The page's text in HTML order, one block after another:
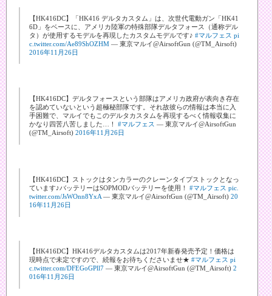
【HK416DC】「HK416 デルタカスタム」は、次世代電動ガン「HK41
6D」をベースに、アメリカ陸軍の特殊部隊デルタフォース（通称デル
タ）が使用するモデルを再現したカスタムモデルです♪ #マルフェス pi
c.twitter.com/Ae89ShOZHM — 東京マルイ@AirsoftGun (@TM_Airsoft)
2016年11月26日
【HK416DC】デルタフォースという部隊はアメリカ政府が表向き存在
を認めていないという超極秘部隊です。それ故彼らの情報は本当に入
手困難で、マルイでもこのデルタカスタムを再現するべく情報収集に
かなり四苦八苦しました…！ #マルフェス — 東京マルイ@AirsoftGun
(@TM_Airsoft) 2016年11月26日
【HK416DC】ストックはタンカラーのクレーンタイプストックとなっ
ています♪バッテリーはSOPMODバッテリーを使用！ #マルフェス pic.
twitter.com/JsWOnn8YxA — 東京マルイ@AirsoftGun (@TM_Airsoft) 20
16年11月26日
【HK416DC】HK416デルタカスタムは2017年新春発売予定！価格は
現時点で未定ですので、続報をお待ちくださいませ★ #マルフェス pi
c.twitter.com/DFEGoGPll7 — 東京マルイ@AirsoftGun (@TM_Airsoft) 2
016年11月26日